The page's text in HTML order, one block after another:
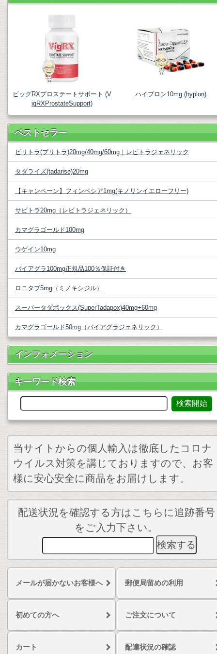
ビッグRXプロステートサポート (V
igRXProstateSupport)
ハイプロン10mg (hyplon)
ベストセラー
ビリトラ(ブリトラ)20mg/40mg/60mg｜レビトラジェネリック
タダライズ(tadarise)20mg
【キャンペーン】フィンペシア1mg(キノリンイエローフリー)
サビトラ20mg（レビトラジェネリック）
カマグラゴールド100mg
ウゲイン10mg
バイアグラ100mg正規品100％保証付き
ロニタブ5mg（ミノキシジル）
スーパータダポックス(SuperTadapox)40mg+60mg
カマグラゴールド50mg（バイアグラジェネリック）
インフォメーション
キーワード検索
当サイトからの個人輸入は徹底したコロナ
ウイルス対策を講じておりますので、お客
様に安心安全に商品をお届けします。
配送状況を確認する方はこちらに追跡番号
をご入力下さい。
メールが届かないお客様へ 郵便局留めの利用
初めての方へ ご注文について
カート 配達状況の確認